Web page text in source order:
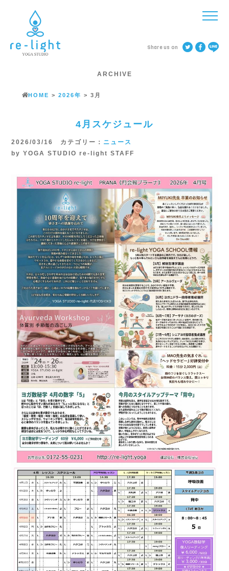
Share us on
ARCHIVE
HOME > 2026年 > 3月
4月スケジュール
2026/03/16 カテゴリー： ニュース
by YOGA STUDIO re-light STAFF